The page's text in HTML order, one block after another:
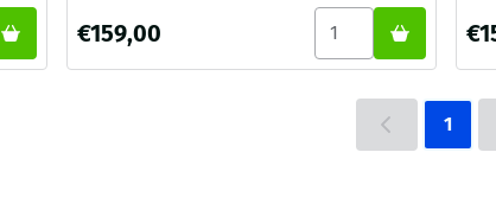
voor Naturn urn in Eikenhout (75mm)
bij Gedenk Idee Memorialshop. De Naturn
urnen collectie is ontstaan door 2 jonge
knuffelbaar in de hand. Door de urn van hout
Prijs: 159,00
€159,00 Aantal kiezen voorbij
1